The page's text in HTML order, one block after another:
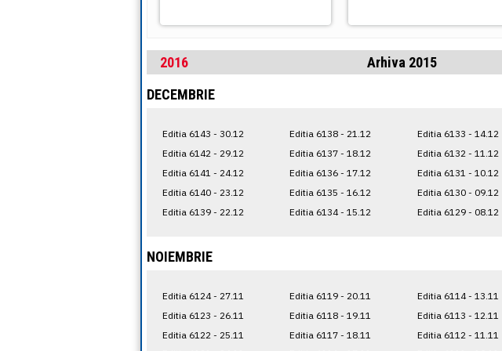
2016
Arhiva 2015
DECEMBRIE
Editia 6143 - 30.12
Editia 6142 - 29.12
Editia 6141 - 24.12
Editia 6140 - 23.12
Editia 6139 - 22.12
Editia 6138 - 21.12
Editia 6137 - 18.12
Editia 6136 - 17.12
Editia 6135 - 16.12
Editia 6134 - 15.12
Editia 6133 - 14.12
Editia 6132 - 11.12
Editia 6131 - 10.12
Editia 6130 - 09.12
Editia 6129 - 08.12
NOIEMBRIE
Editia 6124 - 27.11
Editia 6123 - 26.11
Editia 6122 - 25.11
Editia 6119 - 20.11
Editia 6118 - 19.11
Editia 6117 - 18.11
Editia 6114 - 13.11
Editia 6113 - 12.11
Editia 6112 - 11.11